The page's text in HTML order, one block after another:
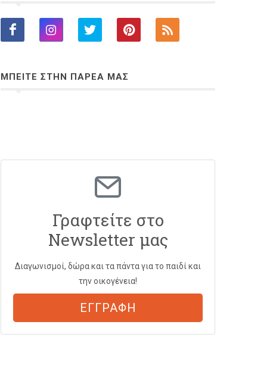
ΜΠΕΙΤΕ ΣΤΗΝ ΠΑΡΕΑ ΜΑΣ
Γραφτείτε στο
Newsletter μας
Διαγωνισμοί, δώρα και τα πάντα για το παιδί και
την οικογένεια!
ΕΓΓΡΑΦΗ